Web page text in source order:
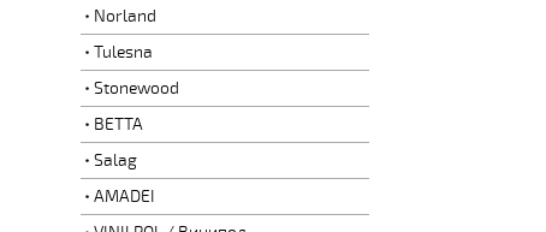
Norland
Tulesna
Stonewood
BETTA
Salag
AMADEI